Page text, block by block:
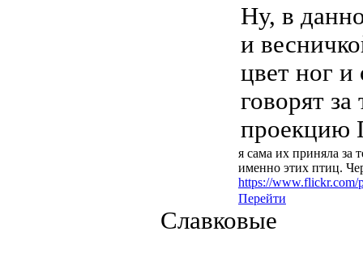
Ну, в
и
цвет ног и
говорят
проекцию
я сама их приняла за
именно этих птиц.
https://www.flickr.com/
Перейти
Славковые